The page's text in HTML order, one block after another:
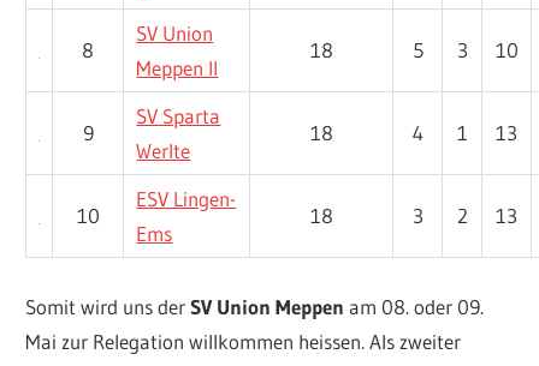
8
SV Union
Meppen II
18 5 3 10
9
SV Sparta
Werlte
18 4 1 13
10
ESV Lingen-
Ems
18 3 2 13
Somit wird uns derSV Union Meppen am 08. oder 09.
Mai zur Relegation willkommen heissen. Als zweiter